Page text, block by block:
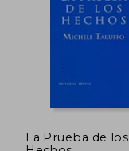
La Prueba de los